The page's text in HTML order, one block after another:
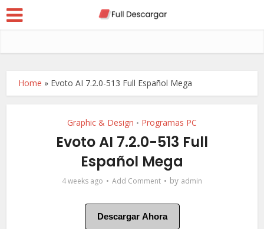
Home » Evoto AI 7.2.0-513 Full Español Mega
Graphic & Design • Programas PC
Evoto AI 7.2.0-513 Full
Español Mega
4 weeks ago Add Comment by admin
Descargar Ahora